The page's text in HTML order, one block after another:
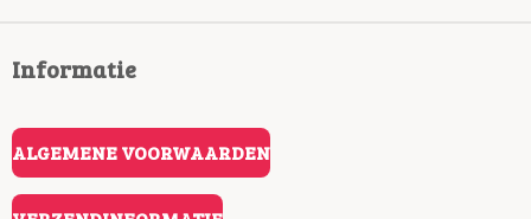
Informatie
ALGEMENE VOORWAARDEN